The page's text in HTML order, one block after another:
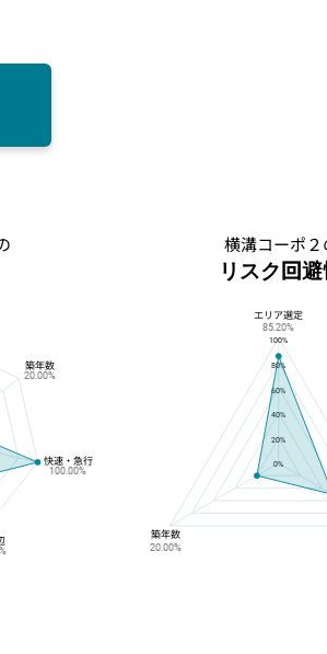
快速・急行
100.00%
築年数
20.00%
横溝コーポ２
リスク回避
横溝コーポ２のリスク回避性
100%
80%
60%
40%
20%
0%
エリア選定
85.20%
築年数
20.00%